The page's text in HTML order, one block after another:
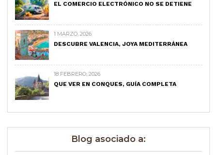
EL COMERCIO ELECTRÓNICO NO SE DETIENE
1 MARZO, 2026
DESCUBRE VALENCIA, JOYA MEDITERRÁNEA
18 FEBRERO, 2026
QUE VER EN CONQUES, GUÍA COMPLETA
Blog asociado a: